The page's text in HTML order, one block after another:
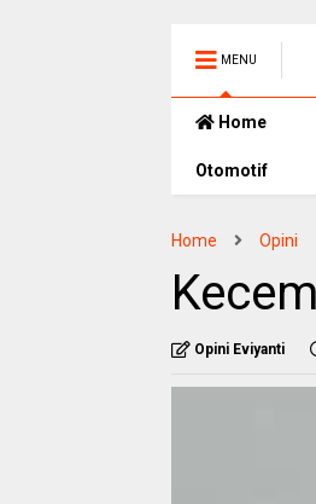
MENU
Home
Otomotif
Home Opini
Opini Eviyanti